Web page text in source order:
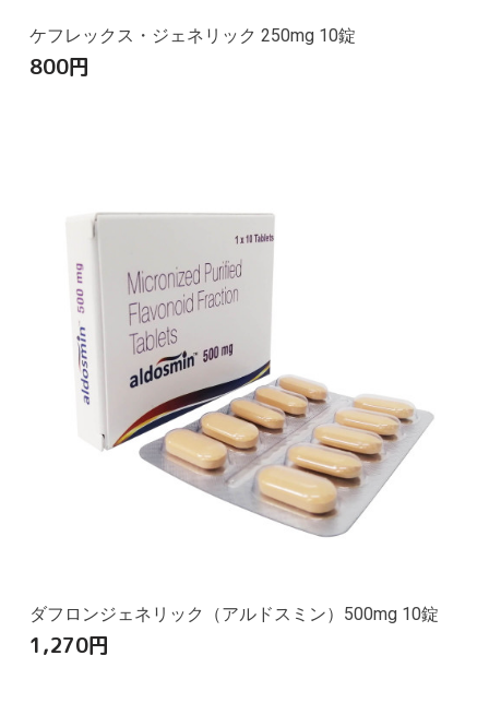
ケフレックス・ジェネリック 250mg 10錠
800円
ダフロンジェネリック（アルドスミン）500mg 10錠
1,270円